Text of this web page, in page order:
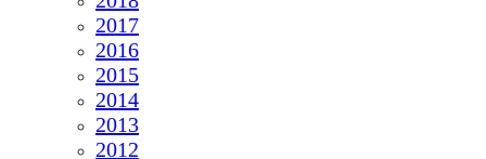
2017
2016
2015
2014
2013
2012